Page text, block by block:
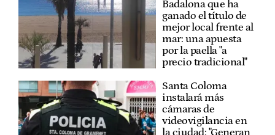
Badalona que ha
ganado el título de
mejor local frente al
mar: una apuesta
por la paella "a
precio tradicional"
Santa Coloma
instalará más
cámaras de
videovigilancia en
la ciudad: "Generan